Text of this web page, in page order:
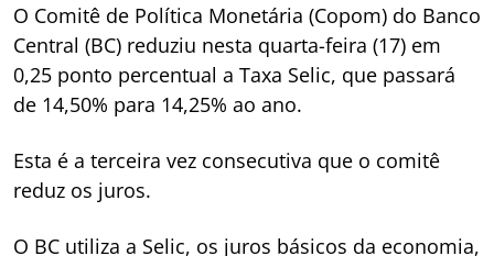
O Comitê de Política Monetária (Copom) do Banco
Central (BC) reduziu nesta quarta-feira (17) em
0,25 ponto percentual a Taxa Selic, que passará
de 14,50% para 14,25% ao ano.
Esta é a terceira vez consecutiva que o comitê
reduz os juros.
O BC utiliza a Selic, os juros básicos da economia,